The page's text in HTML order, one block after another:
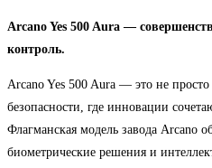
Arcano Yes 500 Aura —
контроль.
Arcano Yes 500 Aura — это не
безопасности, где инновации
Флагманская модель завода Arcano
биометрические решения и